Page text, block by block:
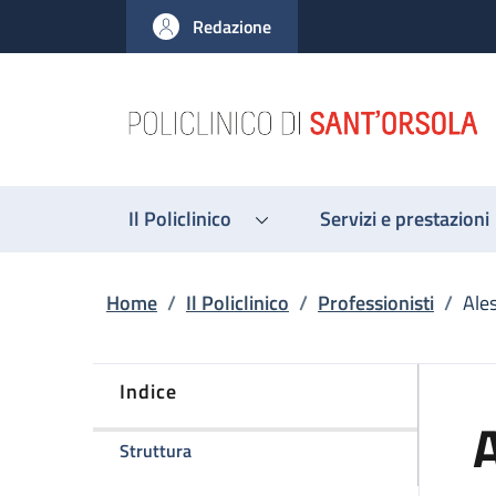
al contenuto principale
to footer content
Redazione
Il Policlinico Servizi e prestazioni
Briciole di pane
Home / Il Policlinico / Professionisti /
Indice
Strutturadella pagina Alessandra Bernardi